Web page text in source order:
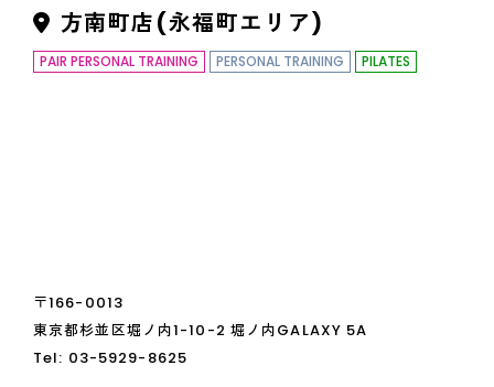
方南町店(永福町エリア)
PAIR PERSONAL TRAINING PERSONAL TRAINING PILATES
〒166-0013
東京都杉並区堀ノ内1-10-2 堀ノ内GALAXY 5A
Tel: 03-5929-8625